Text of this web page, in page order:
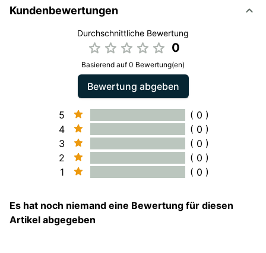
Kundenbewertungen
Durchschnittliche Bewertung
0
Basierend auf 0 Bewertung(en)
Bewertung abgeben
5
( 0 )
4
( 0 )
3
( 0 )
2
( 0 )
1
( 0 )
Es hat noch niemand eine Bewertung für diesen
Artikel abgegeben